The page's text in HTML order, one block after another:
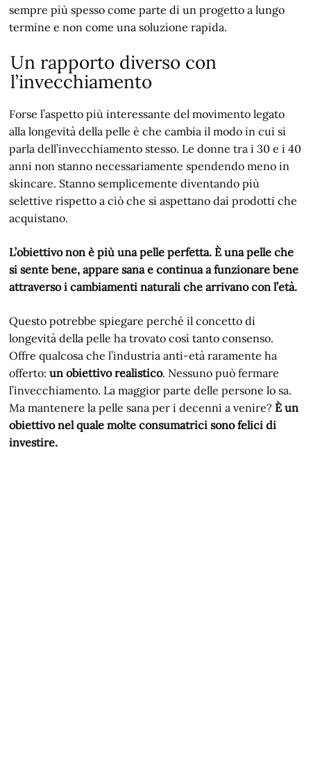
sempre più spesso come parte di un progetto a lungo
termine e non come una soluzione rapida.
Un rapporto diverso con
l’invecchiamento
Forse l’aspetto più interessante del movimento legato
alla longevità della pelle è che cambia il modo in cui si
parla dell’invecchiamento stesso. Le donne tra i 30 e i 40
anni non stanno necessariamente spendendo meno in
skincare. Stanno semplicemente diventando più
selettive rispetto a ciò che si aspettano dai prodotti che
acquistano.
L’obiettivo non è più una pelle perfetta. È una pelle che
si sente bene, appare sana e continua a funzionare bene
attraverso i cambiamenti naturali che arrivano con l’età.
Questo potrebbe spiegare perché il concetto di
longevità della pelle ha trovato così tanto consenso.
Offre qualcosa che l’industria anti-età raramente ha
offerto:un obiettivo realistico. Nessuno può fermare
l’invecchiamento. La maggior parte delle persone lo sa.
Ma mantenere la pelle sana per i decenni a venire?È un
obiettivo nel quale molte consumatrici sono felici di
investire.